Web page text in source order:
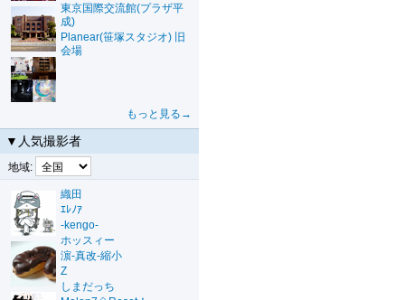
東京国際交流館(プラザ平
成)
Planear(笹塚スタジオ) 旧
会場
もっと見る→
▼人気撮影者
地域:
織田
ｴﾚﾉｱ
-kengo-
ホッスィー
濵-真改-縮小
Z
しまだっち